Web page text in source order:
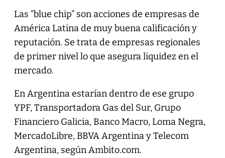
Las “blue chip” son acciones de empresas de
América Latina de muy buena calificación y
reputación. Se trata de empresas regionales
de primer nivel lo que asegura liquidez en el
mercado.
En Argentina estarían dentro de ese grupo
YPF, Transportadora Gas del Sur, Grupo
Financiero Galicia, Banco Macro, Loma Negra,
MercadoLibre, BBVA Argentina y Telecom
Argentina, según Ambito.com.